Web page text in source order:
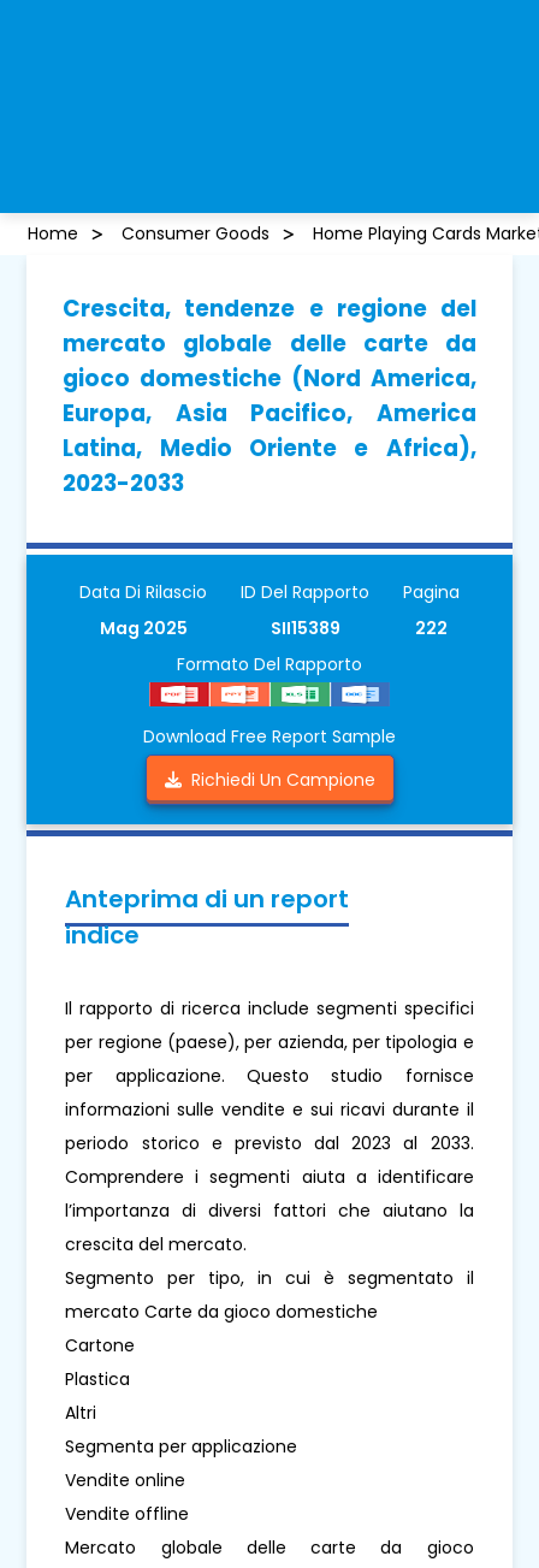
Home Consumer Goods Home Playing Cards
Crescita, tendenze e regione del
mercato globale delle carte da
gioco domestiche (Nord America,
Europa, Asia Pacifico, America
Latina, Medio Oriente e Africa),
2023-2033
Data Di Rilascio
Mag 2025
ID Del Rapporto
SII15389
Pagina
222
Formato Del Rapporto
Download Free Report Sample
Richiedi Un Campione
Anteprima di un report
indice
Il rapporto di ricerca include segmenti specifici
per regione (paese), per azienda, per tipologia e
per applicazione. Questo studio fornisce
informazioni sulle vendite e sui ricavi durante il
periodo storico e previsto dal 2023 al 2033.
Comprendere i segmenti aiuta a identificare
l’importanza di diversi fattori che aiutano la
crescita del mercato.
Segmento per tipo, in cui è segmentato il
mercato Carte da gioco domestiche
Cartone
Plastica
Altri
Segmenta per applicazione
Vendite online
Vendite offline
Mercato globale delle carte da gioco